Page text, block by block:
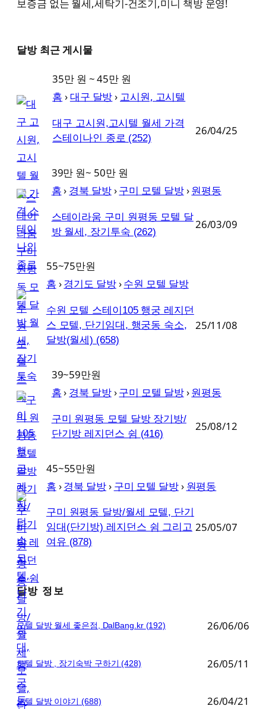
보증금 없는 월세,세탁기-건조기,미니 책방 운영!
달방 최근 게시물
35만 원 ~ 45만 원
홈 ›대구 달방› 고시원, 고시텔
대구 고시원,고시텔 월세 가격
스테이나인 종로 (252)
26/04/25
39만 원~ 50만 원
홈› 경북 달방›구미 모텔 달방›원평동
스테이라움 구미 원평동 모텔 달
방 월세, 장기투숙 (262)
26/03/09
55~75만원
홈 ›경기도 달방›수원 모텔 달방
수원 모텔 스테이105 행궁 레지던
스 모텔, 단기임대, 행궁동 숙소,
달방(월세) (658)
25/11/08
39~59만원
홈› 경북 달방›구미 모텔 달방›원평동
구미 원평동 모텔 달방 장기방/
단기방 레지던스 쉼 (416)
25/08/12
45~55만원
홈 ›경북 달방› 구미 모텔 달방› 원평동
구미 원평동 달방/월세 모텔, 단기
임대(단기방) 레지던스 쉼 그리고
여유 (878)
25/05/07
달방 정보
모텔 달방 월세 좋은점, DalBang.kr (192) 26/06/06
모텔 달방 , 장기숙박 구하기(428) 26/05/11
모텔 달방 이야기 (688) 26/04/21